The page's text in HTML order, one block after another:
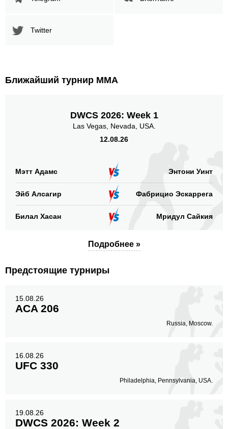
Twitter
Ближайший турнир ММА
DWCS 2026: Week 1
Las Vegas, Nevada, USA.
12.08.26
Мэтт Адамс Энтони Уинт
Эйб Алсагир Фабрицио Эскаррега
Билал Хасан Мридул Сайкия
Подробнее »
Предстоящие турниры
15.08.26
ACA 206
Russia, Moscow.
16.08.26
UFC 330
Philadelphia, Pennsylvania, USA.
19.08.26
DWCS 2026: Week 2